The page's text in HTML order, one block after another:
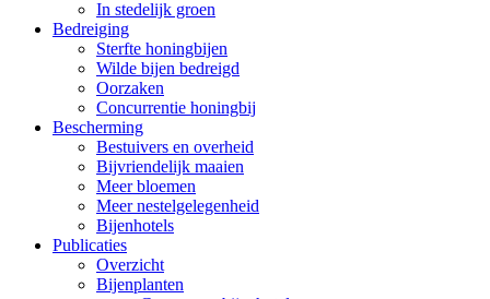
In stedelijk groen
Bedreiging
Sterfte honingbijen
Wilde bijen bedreigd
Oorzaken
Concurrentie honingbij
Bescherming
Bestuivers en overheid
Bijvriendelijk maaien
Meer bloemen
Meer nestelgelegenheid
Bijenhotels
Publicaties
Overzicht
Bijenplanten